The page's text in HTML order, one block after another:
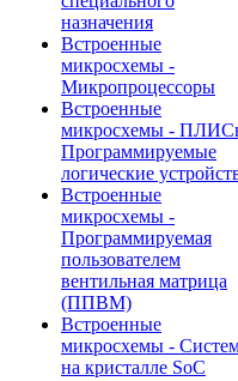
назначения
Встроенные
микросхемы -
Микропроцессоры
Встроенные
микросхемы -
Программируемые
логические
Встроенные
микросхемы -
Программируемая
пользователем
вентильная матрица
(ППВМ)
Встроенные
микросхемы -
на кристалле SoC